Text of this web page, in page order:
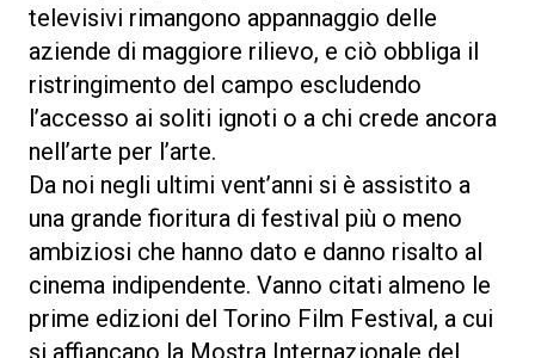
televisivi rimangono appannaggio delle
aziende di maggiore rilievo, e ciò obbliga il
ristringimento del campo escludendo
l’accesso ai soliti ignoti o a chi crede ancora
nell’arte per l’arte.
Da noi negli ultimi vent’anni si è assistito a
una grande fioritura di festival più o meno
ambiziosi che hanno dato e danno risalto al
cinema indipendente. Vanno citati almeno le
prime edizioni del Torino Film Festival, a cui
si affiancano la Mostra Internazionale del